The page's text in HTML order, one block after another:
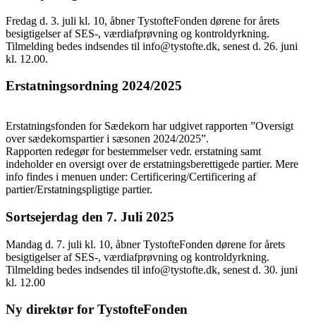
Fredag d. 3. juli kl. 10, åbner TystofteFonden dørene for årets
besigtigelser af SES-, værdiafprøvning og kontroldyrkning.
Tilmelding bedes indsendes til info@tystofte.dk, senest d. 26. juni
kl. 12.00.
Erstatningsordning 2024/2025
Erstatningsfonden for Sædekorn har udgivet rapporten ”Oversigt
over sædekornspartier i sæsonen 2024/2025”.
Rapporten redegør for bestemmelser vedr. erstatning samt
indeholder en oversigt over de erstatningsberettigede partier. Mere
info findes i menuen under: Certificering/Certificering af
partier/Erstatningspligtige partier.
Sortsejerdag den 7. Juli 2025
Mandag d. 7. juli kl. 10, åbner TystofteFonden dørene for årets
besigtigelser af SES-, værdiafprøvning og kontroldyrkning.
Tilmelding bedes indsendes til info@tystofte.dk, senest d. 30. juni
kl. 12.00
Ny direktør for TystofteFonden